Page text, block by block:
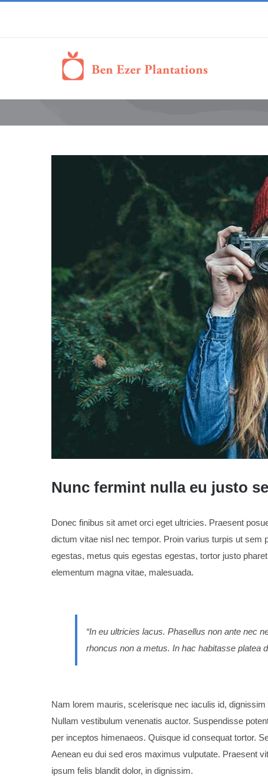
Nunc fermint nulla eu justo
Donec finibus sit amet orci eget ultricies. Praesent
dictum vitae nisl nec tempor. Proin varius turpis ut sem
egestas, metus quis egestas egestas, tortor justo
elementum magna vitae, malesuada.
“In eu ultricies lacus. Phasellus non ante nec
rhoncus non a metus. In hac habitasse platea
Nam lorem mauris, scelerisque nec iaculis id,
Nullam vestibulum venenatis auctor. Suspendisse
per inceptos himenaeos. Quisque id consequat tortor.
Aenean eu dui sed eros maximus vulputate. Praesent
ipsum felis blandit dolor, in dignissim.